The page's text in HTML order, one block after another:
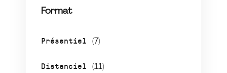
Format
Présentiel (7)
Distanciel (11)